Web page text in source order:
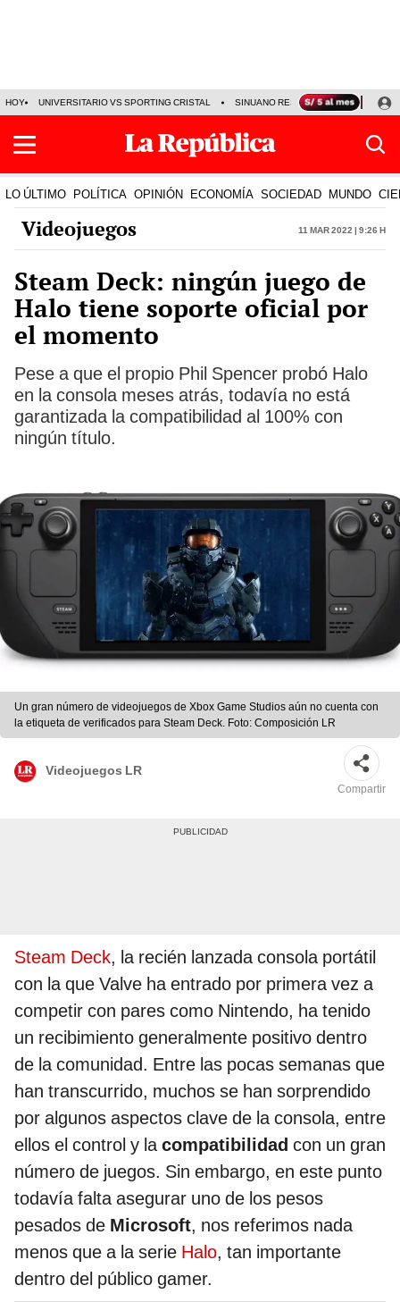
HOY UNIVERSITARIO VS SPORTING CRISTAL SINUANO RESULTADOS HOY
LO ÚLTIMO POLÍTICA OPINIÓN ECONOMÍA SOCIEDAD MUNDO
Videojuegos 11 Mar 2022 | 9:26 h
Steam Deck: ningún juego de
Halo tiene soporte oficial por
el momento
Pese a que el propio Phil Spencer probó Halo
en la consola meses atrás, todavía no está
garantizada la compatibilidad al 100% con
ningún título.
Un gran número de videojuegos de Xbox Game Studios aún no cuenta con
la etiqueta de verificados para Steam Deck. Foto: Composición LR
Videojuegos LR
Compartir
Steam Deck, la recién lanzada consola portátil
con la que Valve ha entrado por primera vez a
competir con pares como Nintendo, ha tenido
un recibimiento generalmente positivo dentro
de la comunidad. Entre las pocas semanas que
han transcurrido, muchos se han sorprendido
por algunos aspectos clave de la consola, entre
ellos el control y lacompatibilidad con un gran
número de juegos. Sin embargo, en este punto
todavía falta asegurar uno de los pesos
pesados de Microsoft, nos referimos nada
menos que a la serie Halo, tan importante
dentro del público gamer.